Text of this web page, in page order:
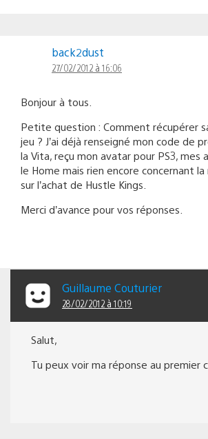
back2dust
27/02/2012 à 16:06
Bonjour à tous.
Petite question : Comment récupérer
jeu ? J’ai déjà renseigné mon code de
la Vita, reçu mon avatar pour PS3, mes
le Home mais rien encore concernant
sur l’achat de Hustle Kings.
Merci d’avance pour vos réponses.
Guillaume Couturier
28/02/2012 à 10:19
Salut,
Tu peux voir ma réponse au premier